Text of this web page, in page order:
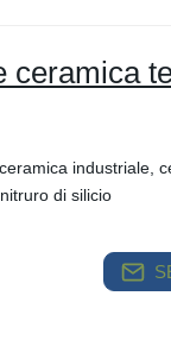
industriale,
di silicio